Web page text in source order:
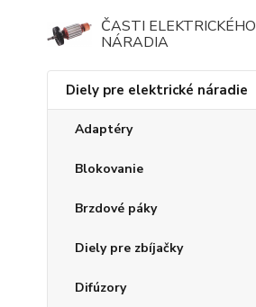
ČASTI ELEKTRICKÉHO
NÁRADIA
Diely pre elektrické náradie
Adaptéry
Blokovanie
Brzdové páky
Diely pre zbíjačky
Difúzory